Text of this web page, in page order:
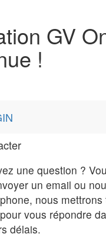
GV
!
une question ?
un email ou
nous mettrons
vous répondre
délais.